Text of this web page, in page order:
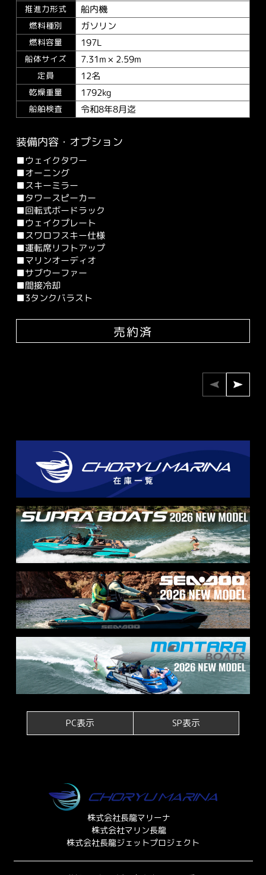
推進力形式 船内機
燃料種別 ガソリン
燃料容量 197L
船体サイズ 7.31m × 2.59m
定員 12名
乾燥重量 1792kg
船舶検査 令和8年8月迄
装備内容・オプション
■ウェイクタワー
■オーニング
■スキーミラー
■タワースピーカー
■回転式ボードラック
■ウェイクプレート
■スワロフスキー仕様
■運転席リフトアップ
■マリンオーディオ
■サブウーファー
■間接冷却
■3タンクバラスト
売約済
PC表示 SP表示
株式会社長龍マリーナ
株式会社マリン長龍
株式会社長龍ジェットプロジェクト